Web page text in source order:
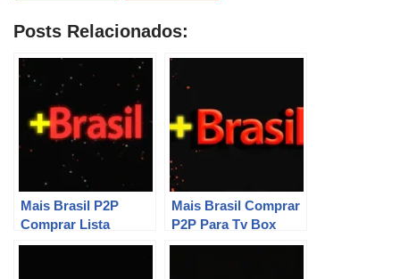
Posts Relacionados:
Mais Brasil P2P
Comprar Lista
Mais Brasil Comprar
P2P Para Tv Box